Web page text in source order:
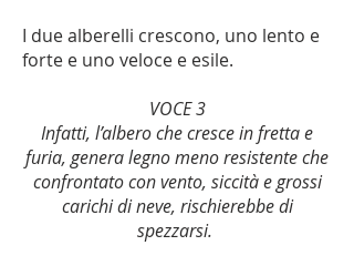
I due alberelli crescono, uno lento e
forte e uno veloce e esile.
VOCE 3
Infatti, l’albero che cresce in fretta e
furia, genera legno meno resistente che
confrontato con vento, siccità e grossi
carichi di neve, rischierebbe di
spezzarsi.